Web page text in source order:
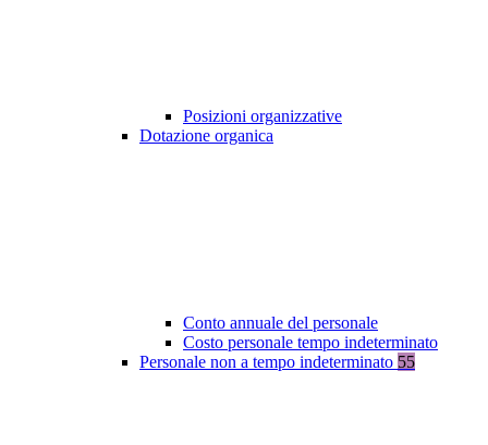
Posizioni organizzative
Dotazione organica
Conto annuale del personale
Costo personale tempo indeterminato
Personale non a tempo indeterminato 55